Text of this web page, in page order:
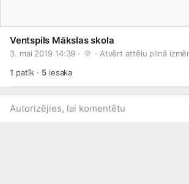
Ventspils Mākslas skola
3. mai 2019 14:39 · · Atvērt attēlu pilnā
1 patīk · 5iesaka
Autorizējies, lai komentētu